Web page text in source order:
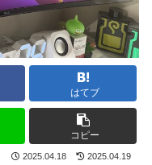
はてブ
コピー
2025.04.18 2025.04.19